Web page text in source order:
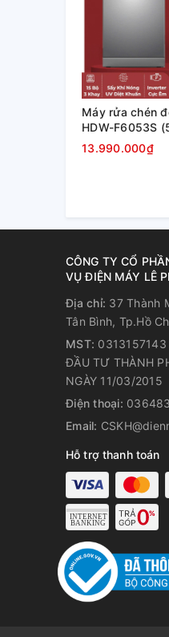
Máy rửa chén
HDW-F6053S
13.990.000₫
CÔNG TY CỔ
VỤ ĐIỆN MÁY LÊ
Địa chỉ: 37 Thành
Tân Bình, Tp.Hồ
MST: 0313157143
ĐẦU TƯ THÀNH
NGÀY 11/03/2015
Điện thoại:
Email:
Hỗ trợ thanh toán